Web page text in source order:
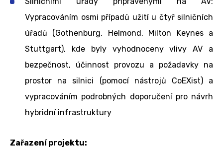
Vypracováním osmi případů užití u čtyř silničních
úřadů (Gothenburg, Helmond, Milton Keynes a
Stuttgart), kde byly vyhodnoceny vlivy AV a
bezpečnost, účinnost provozu a požadavky na
prostor na silnici (pomocí nástrojů CoEXist) a
vypracováním podrobných doporučení pro návrh
hybridní infrastruktury
Zařazení projektu: